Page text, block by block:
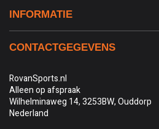
INFORMATIE
CONTACTGEGEVENS
RovanSports.nl
Alleen op afspraak
Wilhelminaweg 14, 3253BW, Ouddorp
Nederland